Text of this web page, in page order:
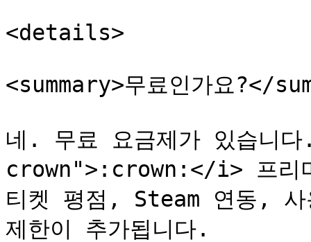
<details>
<summary>무료인가요?</
네. 무료 요금제가 있습
crown">:crown:</i> 프리
티켓 평점, Steam 연동,
제한이 추가됩니다.